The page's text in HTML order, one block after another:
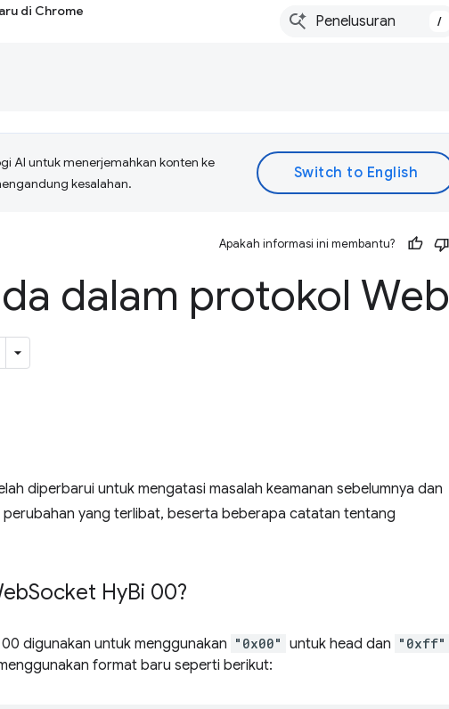
di Chrome
/
AI untuk menerjemahkan konten ke
kesalahan.
Apakah informasi ini membantu?
dalam protokol Web
diperbarui untuk mengatasi masalah keamanan sebelumnya dan
yang terlibat, beserta beberapa catatan tentang
Socket HyBi 00?
digunakan untuk menggunakan "0x00" untuk head dan "0xff"
format baru seperti berikut: